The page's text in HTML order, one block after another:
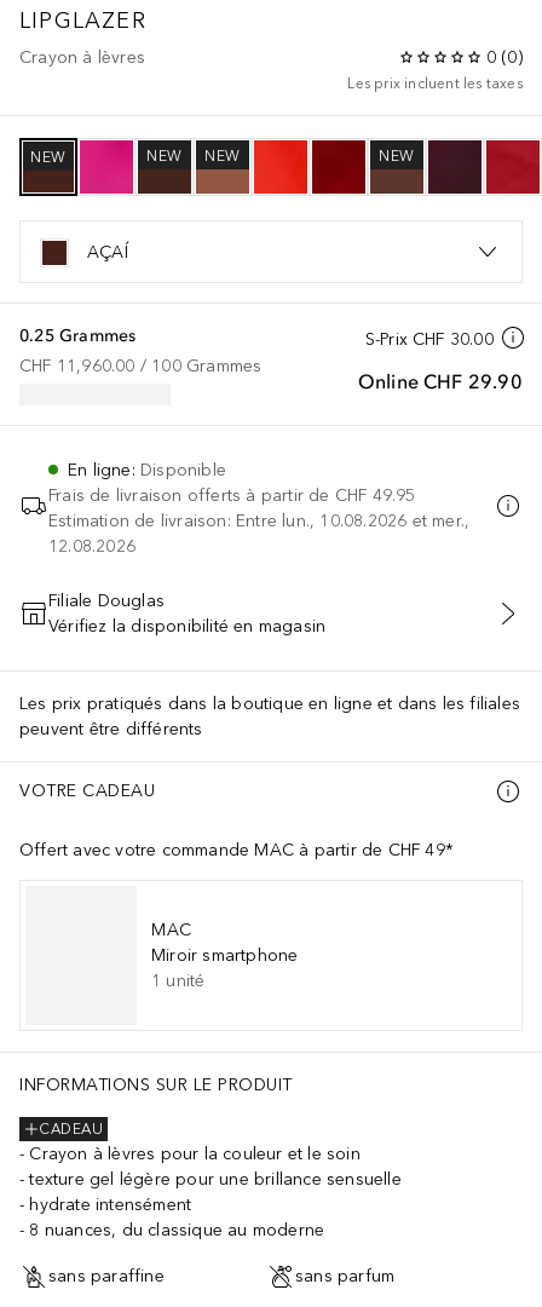
LIPGLAZER
Crayon à lèvres 0 (0)
Les prix incluent les taxes
NEW NEW NEW NEW
AÇAÍ
S-Prix CHF 30.00
Online CHF 29.90
0.25 Grammes
CHF 11,960.00 / 100 Grammes
En ligne: Disponible
Frais de livraison offerts à partir de CHF 49.95
Estimation de livraison: Entre lun., 10.08.2026 et mer.,
12.08.2026
AJOUTER AU PANIER
Filiale Douglas
Vérifiez la disponibilité en magasin
Les prix pratiqués dans la boutique en ligne et dans les filiales
peuvent être différents
VOTRE CADEAU
Offert avec votre commande MAC à partir de CHF 49*
MAC
Miroir smartphone
1 unité
INFORMATIONS SUR LE PRODUIT
CADEAU
Crayon à lèvres pour la couleur et le soin
texture gel légère pour une brillance sensuelle
hydrate intensément
8 nuances, du classique au moderne
sans paraffine sans parfum